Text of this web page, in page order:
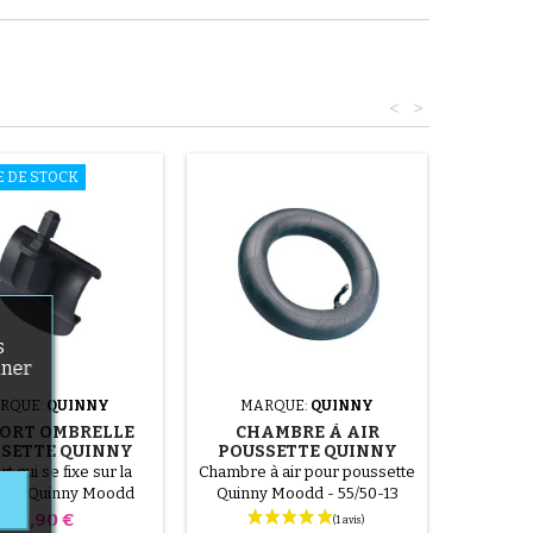
>
<
DE STOCK
QUINNY
OMBRELLE
QUINNY
MOODD
qui se fixe sur la
Quinny Moodd
d'y accrocher
Prix
18,90 €
MARQUE: QUINNY
CHAMBRE À AIR
POUSSETTE QUINNY
MOODD
Chambre à air pour poussette
Quinny Moodd - 55/50-13